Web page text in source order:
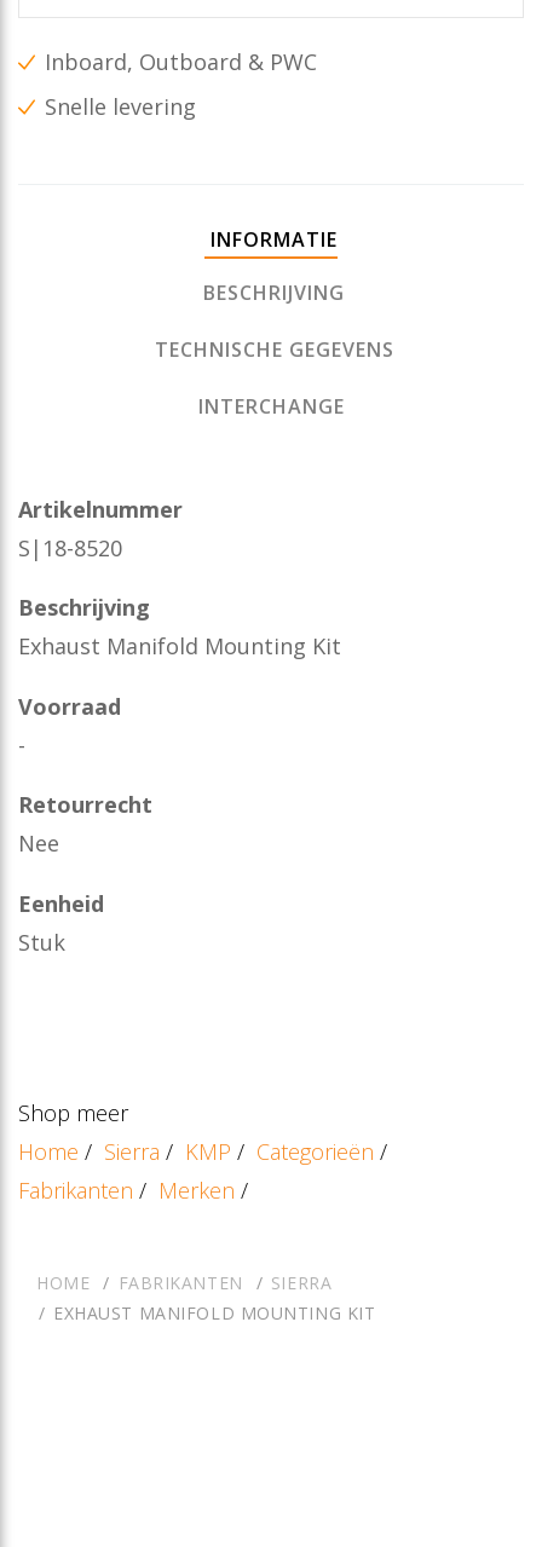
Inboard, Outboard & PWC
Snelle levering
INFORMATIE
BESCHRIJVING
TECHNISCHE GEGEVENS
INTERCHANGE
Artikelnummer
S|18-8520
Beschrijving
Exhaust Manifold Mounting Kit
Voorraad
-
Retourrecht
Nee
Eenheid
Stuk
Shop meer
Home / Sierra / KMP / Categorieën /
Fabrikanten / Merken /
HOME FABRIKANTEN
SIERRA
EXHAUST MANIFOLD MOUNTING KIT